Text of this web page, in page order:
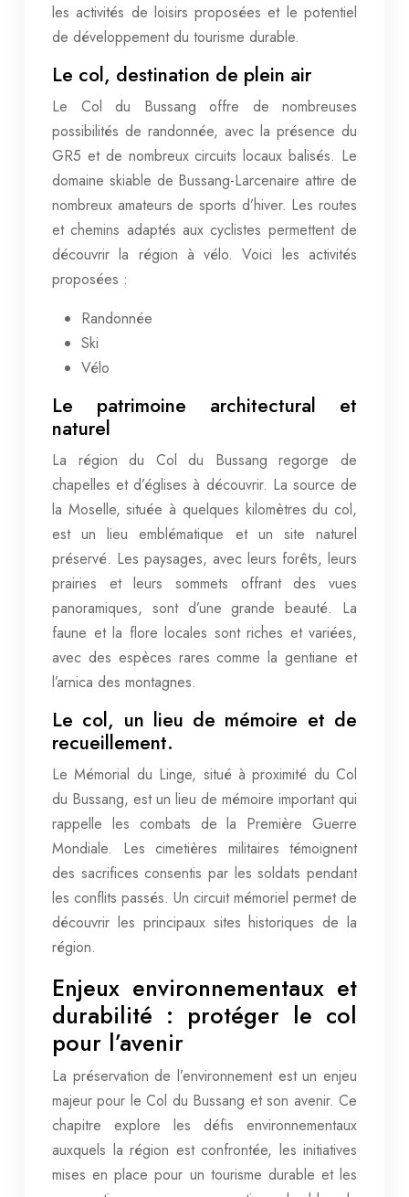
les activités de loisirs proposées et le potentiel
de développement du tourisme durable.
Le col, destination de plein air
Le Col du Bussang offre de nombreuses
possibilités de randonnée, avec la présence du
GR5 et de nombreux circuits locaux balisés. Le
domaine skiable de Bussang-Larcenaire attire de
nombreux amateurs de sports d’hiver. Les routes
et chemins adaptés aux cyclistes permettent de
découvrir la région à vélo. Voici les activités
proposées :
Randonnée
Ski
Vélo
Le patrimoine architectural et
naturel
La région du Col du Bussang regorge de
chapelles et d’églises à découvrir. La source de
la Moselle, située à quelques kilomètres du col,
est un lieu emblématique et un site naturel
préservé. Les paysages, avec leurs forêts, leurs
prairies et leurs sommets offrant des vues
panoramiques, sont d’une grande beauté. La
faune et la flore locales sont riches et variées,
avec des espèces rares comme la gentiane et
l’arnica des montagnes.
Le col, un lieu de mémoire et de
recueillement.
Le Mémorial du Linge, situé à proximité du Col
du Bussang, est un lieu de mémoire important qui
rappelle les combats de la Première Guerre
Mondiale. Les cimetières militaires témoignent
des sacrifices consentis par les soldats pendant
les conflits passés. Un circuit mémoriel permet de
découvrir les principaux sites historiques de la
région.
Enjeux environnementaux et
durabilité : protéger le col
pour l’avenir
La préservation de l’environnement est un enjeu
majeur pour le Col du Bussang et son avenir. Ce
chapitre explore les défis environnementaux
auxquels la région est confrontée, les initiatives
mises en place pour un tourisme durable et les